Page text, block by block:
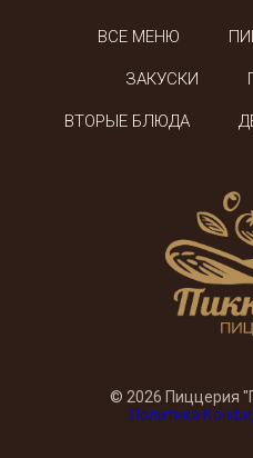
ВСЕ МЕНЮ
ЗАКУСКИ
ВТОРЫЕ БЛЮДА
© 2026 Пиццерия
Политика